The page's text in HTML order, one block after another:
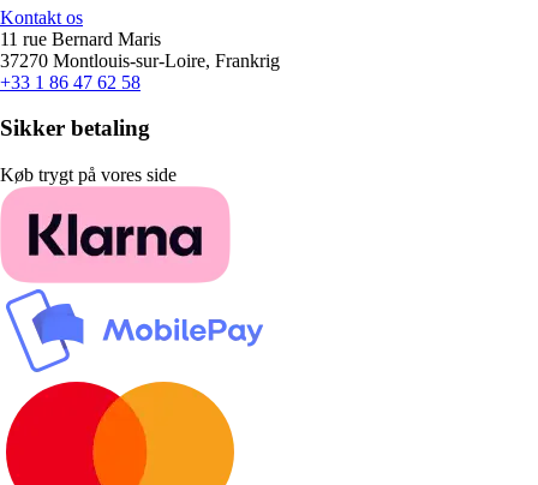
Kontakt os
11 rue Bernard Maris
37270 Montlouis-sur-Loire, Frankrig
+33 1 86 47 62 58
Sikker betaling
Køb trygt på vores side